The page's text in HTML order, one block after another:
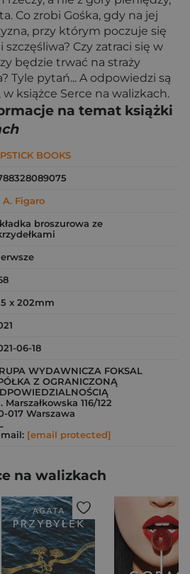
Co zrobi Gośka, gdy na jej
przy którym poczuje się
Czy zatraci się w
będzie trwać na straży
Tyle pytań... A odpowiedzi są
książce Serce na walizkach.
na temat książki
BOOKS
A. Figaro
broszurowa ze
x 202mm
06-18
WYDAWNICZA FOKSAL
Z OGRANICZONĄ
Marszałkowska 116/122
017 Warszawa
[email protected]
na walizkach